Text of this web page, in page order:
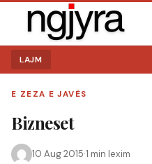
LAJM
E ZEZA E JAVËS
Bizneset
10 Aug 2015·1 min lexim